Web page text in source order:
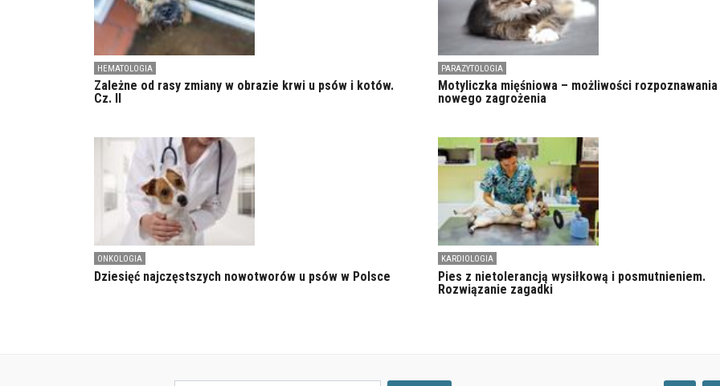
HEMATOLOGIA
Zależne od rasy zmiany w obrazie krwi u psów i kotów.
Cz. II
ONKOLOGIA
Dziesięć najczęstszych nowotworów u psów w Polsce
PARAZYTOLOGIA
Motyliczka mięśniowa – możliwości rozpoznawania
nowego zagrożenia
KARDIOLOGIA
Pies z nietolerancją wysiłkową i posmutnieniem.
Rozwiązanie zagadki